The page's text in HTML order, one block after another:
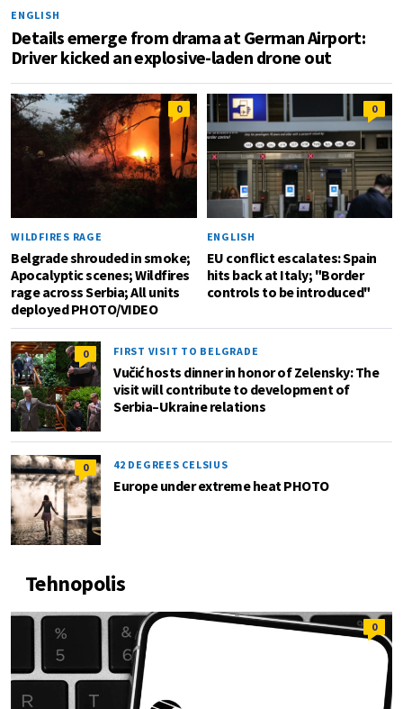
ENGLISH
Details emerge from drama at German Airport:
Driver kicked an explosive-laden drone out
0
WILDFIRES RAGE
Belgrade shrouded in smoke;
Apocalyptic scenes; Wildfires
rage across Serbia; All units
deployed PHOTO/VIDEO
0
ENGLISH
EU conflict escalates: Spain
hits back at Italy; "Border
controls to be introduced"
0 FIRST VISIT TO BELGRADE
Vučić hosts dinner in honor of Zelensky: The
visit will contribute to development of
Serbia–Ukraine relations
0 42 DEGREES CELSIUS
Europe under extreme heat PHOTO
Tehnopolis
0